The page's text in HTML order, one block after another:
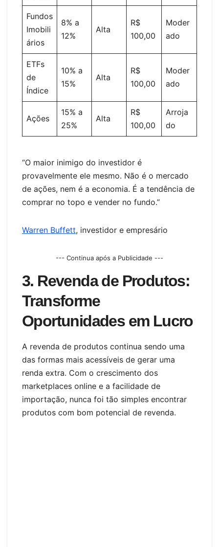
Fundos
Imobili
ários
8% a
12%
Alta
R$
100,00
Moder
ado
ETFs
de
Índice
10% a
15%
Alta
R$
100,00
Moder
ado
Ações
15% a
25%
Alta
R$
100,00
Arroja
do
“O maior inimigo do investidor é
provavelmente ele mesmo. Não é o mercado
de ações, nem é a economia. É a tendência de
comprar no topo e vender no fundo.”
Warren Buffett, investidor e empresário
--- Continua após a Publicidade ---
3. Revenda de Produtos:
Transforme
Oportunidades em Lucro
A revenda de produtos continua sendo uma
das formas mais acessíveis de gerar uma
renda extra. Com o crescimento dos
marketplaces online e a facilidade de
importação, nunca foi tão simples encontrar
produtos com bom potencial de revenda.